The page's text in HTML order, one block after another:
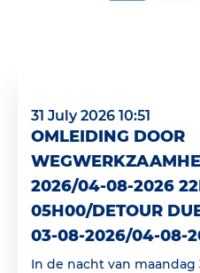
31 July 2026 10:51
OMLEIDING DOOR
2026/04-08-2026
05H00/DETOUR
03-08-2026/04-08-
In de nacht van maandag